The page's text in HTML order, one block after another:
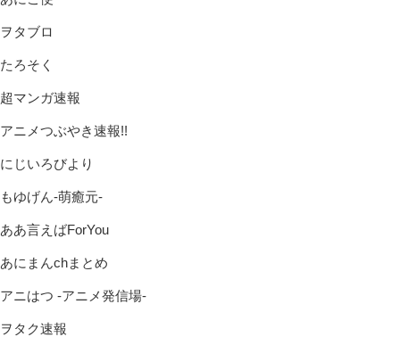
ヲタブロ
たろそく
超マンガ速報
アニメつぶやき速報!!
にじいろびより
もゆげん-萌癒元-
ああ言えばForYou
あにまんchまとめ
アニはつ -アニメ発信場-
ヲタク速報